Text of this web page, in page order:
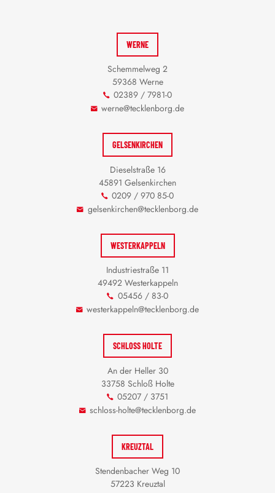
WERNE
Schemmelweg 2
59368 Werne
02389 / 7981-0
werne@tecklenborg.de
GELSENKIRCHEN
Dieselstraße 16
45891 Gelsenkirchen
0209 / 970 85-0
gelsenkirchen@tecklenborg.de
WESTERKAPPELN
Industriestraße 11
49492 Westerkappeln
05456 / 83-0
westerkappeln@tecklenborg.de
SCHLOSS HOLTE
An der Heller 30
33758 Schloß Holte
05207 / 3751
schloss-holte@tecklenborg.de
KREUZTAL
Stendenbacher Weg 10
57223 Kreuztal